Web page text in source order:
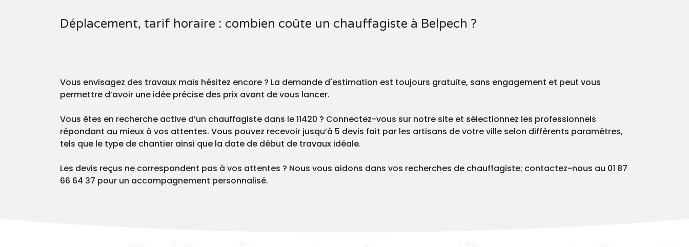
Déplacement, tarif horaire : combien coûte un chauffagiste à Belpech ?
Vous envisagez des travaux mais hésitez encore ? La demande d'estimation est toujours gratuite, sans engagement et peut vous
permettre d’avoir une idée précise des prix avant de vous lancer.
Vous êtes en recherche active d’un chauffagiste dans le 11420 ? Connectez-vous sur notre site et sélectionnez les professionnels
répondant au mieux à vos attentes. Vous pouvez recevoir jusqu’à 5 devis fait par les artisans de votre ville selon différents paramètres,
tels que le type de chantier ainsi que la date de début de travaux idéale.
Les devis reçus ne correspondent pas à vos attentes ? Nous vous aidons dans vos recherches de chauffagiste; contactez-nous au 01 87
66 64 37 pour un accompagnement personnalisé.